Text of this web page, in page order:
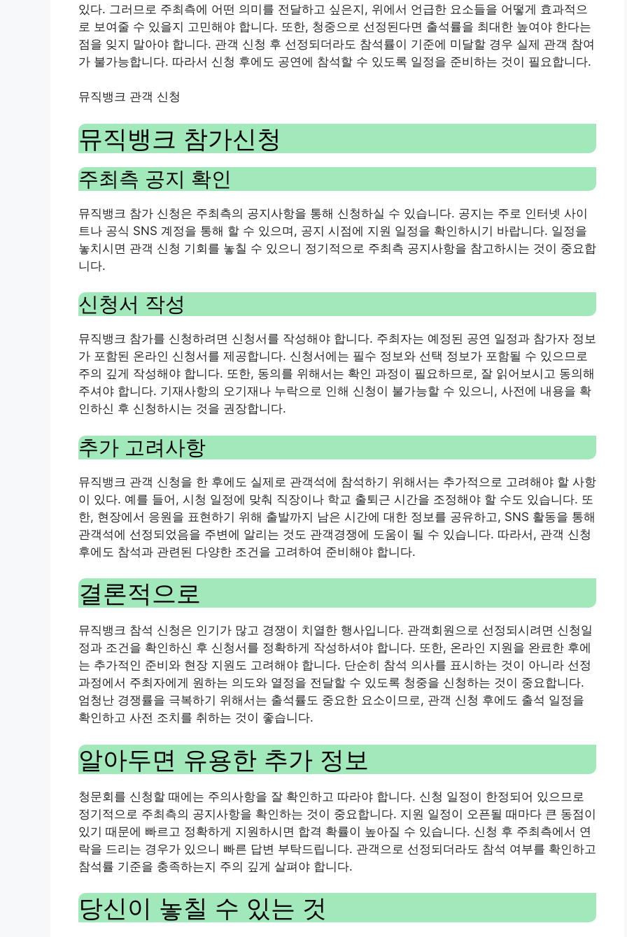
있다. 그러므로 주최측에 어떤 의미를 전달하고 싶은지, 위에서 언급한 요소들을 어떻게 효과적으
로 보여줄 수 있을지 고민해야 합니다. 또한, 청중으로 선정된다면 출석률을 최대한 높여야 한다는
점을 잊지 말아야 합니다. 관객 신청 후 선정되더라도 참석률이 기준에 미달할 경우 실제 관객 참여
가 불가능합니다. 따라서 신청 후에도 공연에 참석할 수 있도록 일정을 준비하는 것이 필요합니다.
뮤직뱅크 관객 신청
뮤직뱅크 참가신청
주최측 공지 확인
뮤직뱅크 참가 신청은 주최측의 공지사항을 통해 신청하실 수 있습니다. 공지는 주로 인터넷 사이
트나 공식 SNS 계정을 통해 할 수 있으며, 공지 시점에 지원 일정을 확인하시기 바랍니다. 일정을
놓치시면 관객 신청 기회를 놓칠 수 있으니 정기적으로 주최측 공지사항을 참고하시는 것이 중요합
니다.
신청서 작성
뮤직뱅크 참가를 신청하려면 신청서를 작성해야 합니다. 주최자는 예정된 공연 일정과 참가자 정보
가 포함된 온라인 신청서를 제공합니다. 신청서에는 필수 정보와 선택 정보가 포함될 수 있으므로
주의 깊게 작성해야 합니다. 또한, 동의를 위해서는 확인 과정이 필요하므로, 잘 읽어보시고 동의해
주셔야 합니다. 기재사항의 오기재나 누락으로 인해 신청이 불가능할 수 있으니, 사전에 내용을 확
인하신 후 신청하시는 것을 권장합니다.
추가 고려사항
뮤직뱅크 관객 신청을 한 후에도 실제로 관객석에 참석하기 위해서는 추가적으로 고려해야 할 사항
이 있다. 예를 들어, 시청 일정에 맞춰 직장이나 학교 출퇴근 시간을 조정해야 할 수도 있습니다. 또
한, 현장에서 응원을 표현하기 위해 출발까지 남은 시간에 대한 정보를 공유하고, SNS 활동을 통해
관객석에 선정되었음을 주변에 알리는 것도 관객경쟁에 도움이 될 수 있습니다. 따라서, 관객 신청
후에도 참석과 관련된 다양한 조건을 고려하여 준비해야 합니다.
결론적으로
뮤직뱅크 참석 신청은 인기가 많고 경쟁이 치열한 행사입니다. 관객회원으로 선정되시려면 신청일
정과 조건을 확인하신 후 신청서를 정확하게 작성하셔야 합니다. 또한, 온라인 지원을 완료한 후에
는 추가적인 준비와 현장 지원도 고려해야 합니다. 단순히 참석 의사를 표시하는 것이 아니라 선정
과정에서 주최자에게 원하는 의도와 열정을 전달할 수 있도록 청중을 신청하는 것이 중요합니다.
엄청난 경쟁률을 극복하기 위해서는 출석률도 중요한 요소이므로, 관객 신청 후에도 출석 일정을
확인하고 사전 조치를 취하는 것이 좋습니다.
알아두면 유용한 추가 정보
청문회를 신청할 때에는 주의사항을 잘 확인하고 따라야 합니다. 신청 일정이 한정되어 있으므로
정기적으로 주최측의 공지사항을 확인하는 것이 중요합니다. 지원 일정이 오픈될 때마다 큰 동점이
있기 때문에 빠르고 정확하게 지원하시면 합격 확률이 높아질 수 있습니다. 신청 후 주최측에서 연
락을 드리는 경우가 있으니 빠른 답변 부탁드립니다. 관객으로 선정되더라도 참석 여부를 확인하고
참석률 기준을 충족하는지 주의 깊게 살펴야 합니다.
당신이 놓칠 수 있는 것